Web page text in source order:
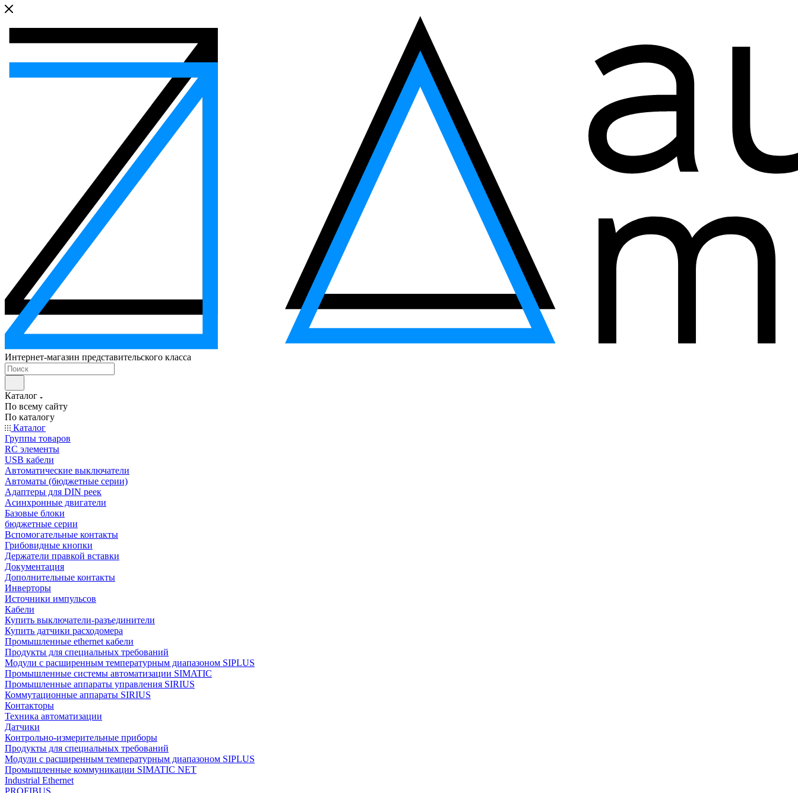
Интернет-магазин представительского класса
Каталог
По всему сайту
По каталогу
Каталог
Группы товаров
RC элементы
USB кабели
Автоматические выключатели
Автоматы (бюджетные серии)
Адаптеры для DIN реек
Асинхронные двигатели
Базовые блоки
бюджетные серии
Вспомогательные контакты
Грибовидные кнопки
Держатели правкой вставки
Документация
Дополнительные контакты
Инверторы
Источники импульсов
Кабели
Купить выключатели-разъединители
Купить датчики расходомера
Промышленные ethernet кабели
Продукты для специальных требований
Модули с расширенным температурным диапазоном SIPLUS
Промышленные системы автоматизации SIMATIC
Промышленные аппараты управления SIRIUS
Коммутационные аппараты SIRIUS
Контакторы
Техника автоматизации
Датчики
Контрольно-измерительные приборы
Продукты для специальных требований
Модули с расширенным температурным диапазоном SIPLUS
Промышленные коммуникации SIMATIC NET
Industrial Ethernet
PROFIBUS